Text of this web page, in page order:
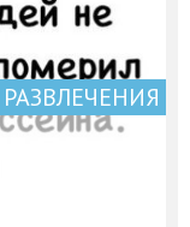
РАЗВЛЕЧЕНИЯ